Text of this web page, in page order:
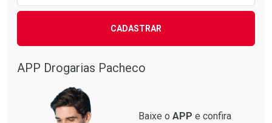
CADASTRAR
APP Drogarias Pacheco
Baixe o APP e confira